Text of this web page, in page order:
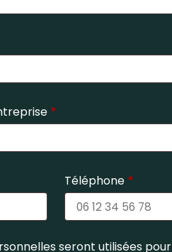
*
Téléphone *
seront utilisées pour